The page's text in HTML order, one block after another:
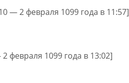
— 2 февраля 1099 года в 11:57]
февраля 1099 года в 13:02]